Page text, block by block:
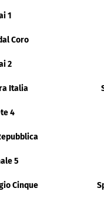
1
Coro
2
Italia
4
5
Cinque